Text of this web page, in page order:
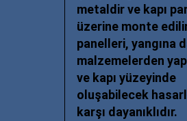
metaldir ve kapı
üzerine monte
panelleri, yangına
malzemelerden
ve kapı yüzeyinde
oluşabilecek
karşı dayanıklıdır.